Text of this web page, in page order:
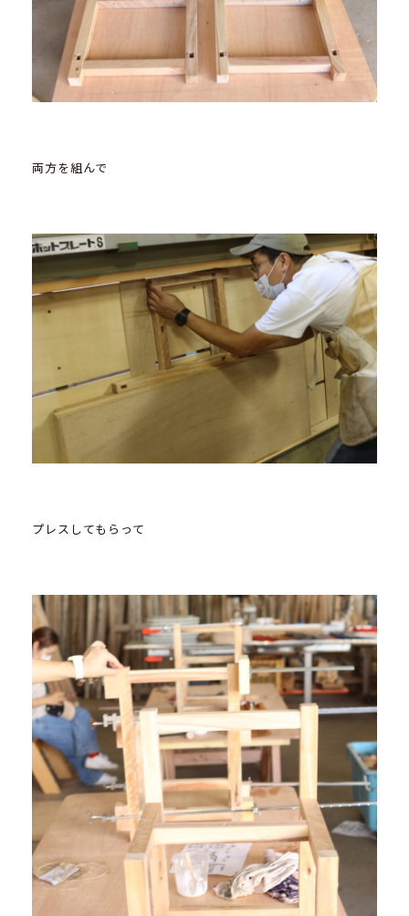
両方を組んで
プレスしてもらって